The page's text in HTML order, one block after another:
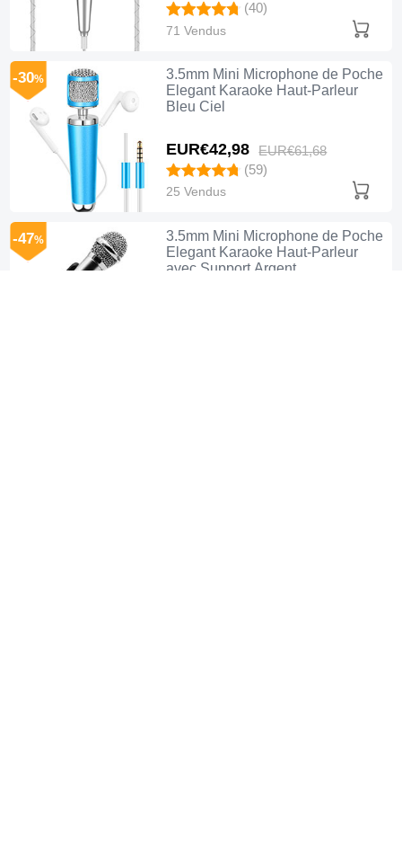
(40)
71 Vendus
3.5mm Mini Microphone de Poche
Elegant Karaoke Haut-Parleur
Bleu Ciel
EUR€42,98 EUR€61,68
-30%
(59)
25 Vendus
3.5mm Mini Microphone de Poche
Elegant Karaoke Haut-Parleur
avec Support Argent
-47%